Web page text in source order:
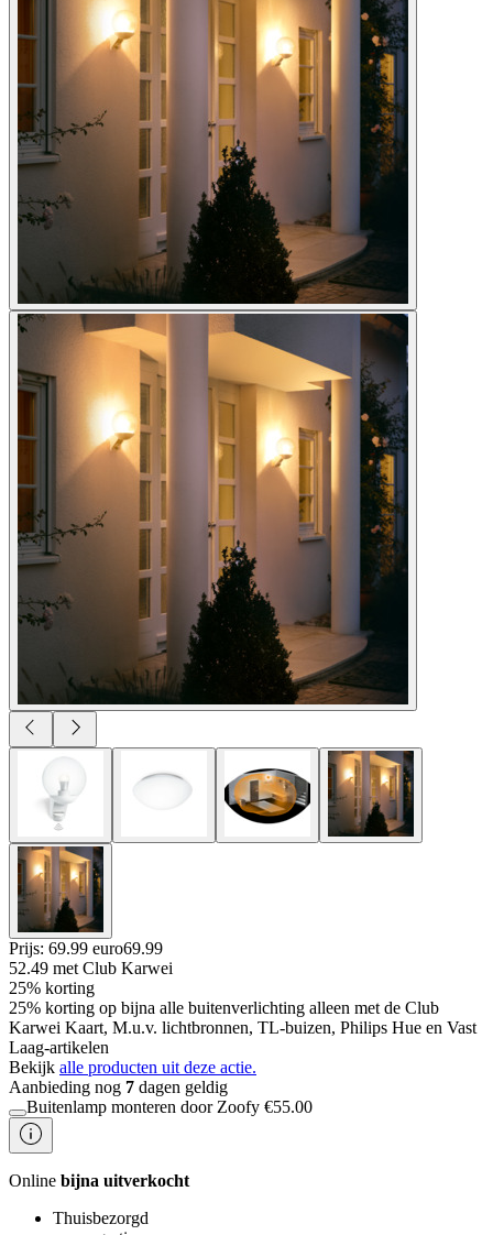
Prijs: 69.99 euro69.99
52.49 met Club Karwei
25% korting
25% korting op bijna alle buitenverlichting alleen met de Club
Karwei Kaart, M.u.v. lichtbronnen, TL-buizen, Philips Hue en Vast
Laag-artikelen
Bekijk alle producten uit deze actie.
Aanbieding nog 7 dagen geldig
Buitenlamp monteren door Zoofy €55.00
Online bijna uitverkocht
Thuisbezorgd